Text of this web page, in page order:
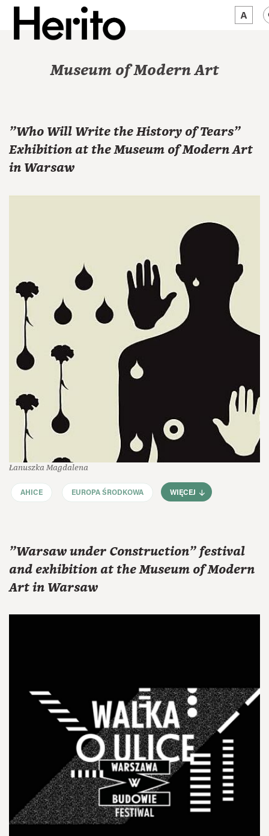
WORTH A LOOK
JĘZYK: EN
Museum of Modern Art
"Who Will Write the History of Tears"
Exhibition at the Museum of Modern Art
in Warsaw
Łanuszka Magdalena
AHICE EUROPA ŚRODKOWA WIĘCEJ
"Warsaw under Construction" festival
and exhibition at the Museum of Modern
Art in Warsaw